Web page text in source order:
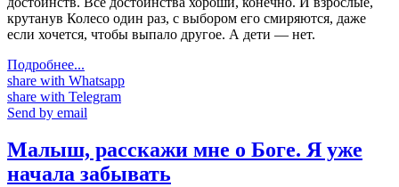
крутанув Колесо один раз, с выбором его смиряются, даже
если хочется, чтобы выпало другое. А дети — нет.
Подробнее...
share with Whatsapp
share with Telegram
Send by email
Малыш, расскажи мне о Боге. Я уже
начала забывать